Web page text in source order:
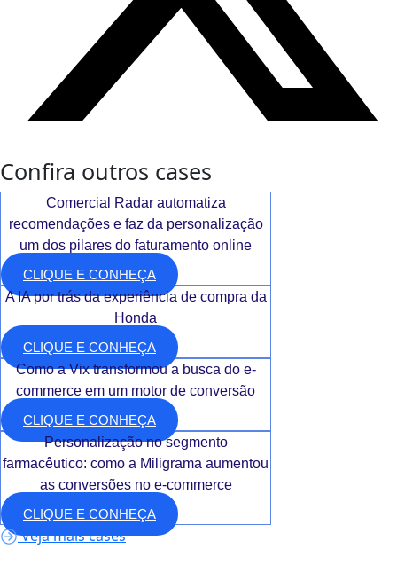
Confira outros cases
Comercial Radar automatiza
recomendações e faz da personalização
um dos pilares do faturamento online
CLIQUE E CONHEÇA
A IA por trás da experiência de compra da
Honda
CLIQUE E CONHEÇA
Como a Vix transformou a busca do e-
commerce em um motor de conversão
CLIQUE E CONHEÇA
Personalização no segmento
farmacêutico: como a Miligrama aumentou
as conversões no e-commerce
CLIQUE E CONHEÇA
Veja mais cases